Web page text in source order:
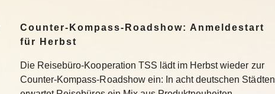
Counter-Kompass-Roadshow: Anmeldestart
für Herbst
Die Reisebüro-Kooperation TSS lädt im Herbst wieder zur
Counter-Kompass-Roadshow ein: In acht deutschen Städten